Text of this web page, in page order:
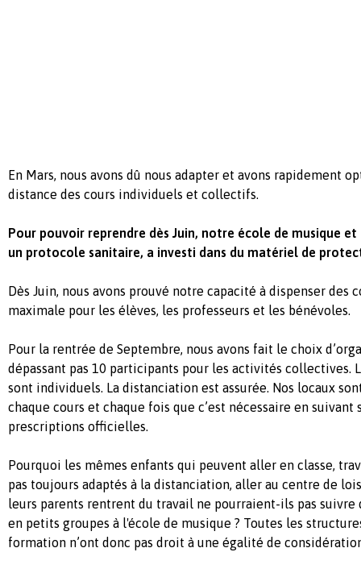
En Mars, nous avons dû nous adapter et avons rapidement
distance des cours individuels et collectifs.
Pour pouvoir reprendre dès Juin, notre école de musique et
un protocole sanitaire, a investi dans du matériel de
Dès Juin, nous avons prouvé notre capacité à dispenser des
maximale pour les élèves, les professeurs et les bénévoles.
Pour la rentrée de Septembre, nous avons fait le choix
dépassant pas 10 participants pour les activités collectives.
sont individuels. La distanciation est assurée. Nos locaux
chaque cours et chaque fois que c’est nécessaire en
prescriptions officielles.
Pourquoi les mêmes enfants qui peuvent aller en classe,
pas toujours adaptés à la distanciation, aller au centre de
leurs parents rentrent du travail ne pourraient-ils pas suivre
en petits groupes à l'école de musique ? Toutes les
formation n’ont donc pas droit à une égalité de